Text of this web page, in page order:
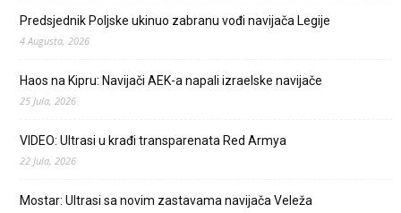
Predsjednik Poljske ukinuo zabranu vođi navijača Legije
4 Augusta, 2026
Haos na Kipru: Navijači AEK-a napali izraelske navijače
25 Jula, 2026
VIDEO: Ultrasi u krađi transparenata Red Armya
22 Jula, 2026
Mostar: Ultrasi sa novim zastavama navijača Veleža